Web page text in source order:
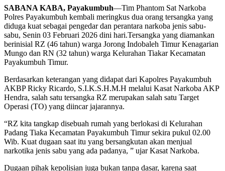
SABANA KABA, Payakumbuh—Tim Phantom Sat Narkoba
Polres Payakumbuh kembali meringkus dua orang tersangka yang
diduga kuat sebagai pengedar dan perantara narkoba jenis sabu-
sabu, Senin 03 Februari 2026 dini hari.Tersangka yang diamankan
berinisial RZ (46 tahun) warga Jorong Indobaleh Timur Kenagarian
Mungo dan RN (32 tahun) warga Kelurahan Tiakar Kecamatan
Payakumbuh Timur.
Berdasarkan keterangan yang didapat dari Kapolres Payakumbuh
AKBP Ricky Ricardo, S.I.K.S.H.M.H melalui Kasat Narkoba AKP
Hendra, salah satu tersangka RZ merupakan salah satu Target
Operasi (TO) yang diincar jajarannya.
“RZ kita tangkap disebuah rumah yang berlokasi di Kelurahan
Padang Tiaka Kecamatan Payakumbuh Timur sekira pukul 02.00
Wib. Kuat dugaan saat itu yang bersangkutan akan menjual
narkotika jenis sabu yang ada padanya, ” ujar Kasat Narkoba.
Dugaan pihak kepolisian juga bukan tanpa dasar, karena saat